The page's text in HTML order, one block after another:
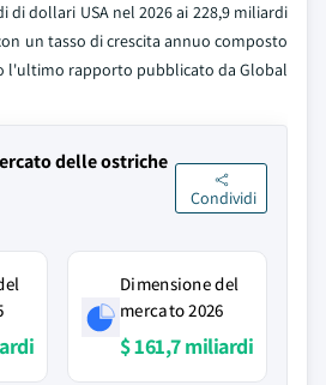
di dollari USA nel 2026 ai 228,9 miliardi
un tasso di crescita annuo composto
l'ultimo rapporto pubblicato da Global
delle ostriche
Condividi
Dimensione del
mercato 2026
$ 161,7 miliardi